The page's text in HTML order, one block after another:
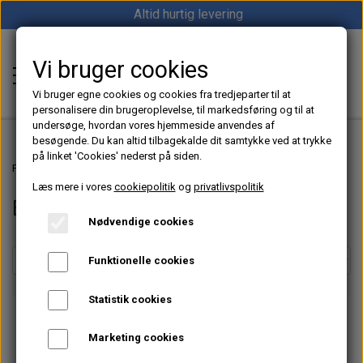
Altid hurtig levering
Shop12volt
Hjem
Autoterm dieselfyr
1852 Diesel Bådvarmer
Strøm
Vind/Sol
Forside
Elmotor
Vi bruger cookies
Vi bruger egne cookies og cookies fra tredjeparter til at
personalisere din brugeroplevelse, til markedsføring og til at
undersøge, hvordan vores hjemmeside anvendes af
besøgende. Du kan altid tilbagekalde dit samtykke ved at trykke
på linket 'Cookies' nederst på siden.
Læs mere i vores cookiepolitikog privatlivspolitik
Nødvendige cookies
Funktionelle cookies
Statistik cookies
Marketing cookies